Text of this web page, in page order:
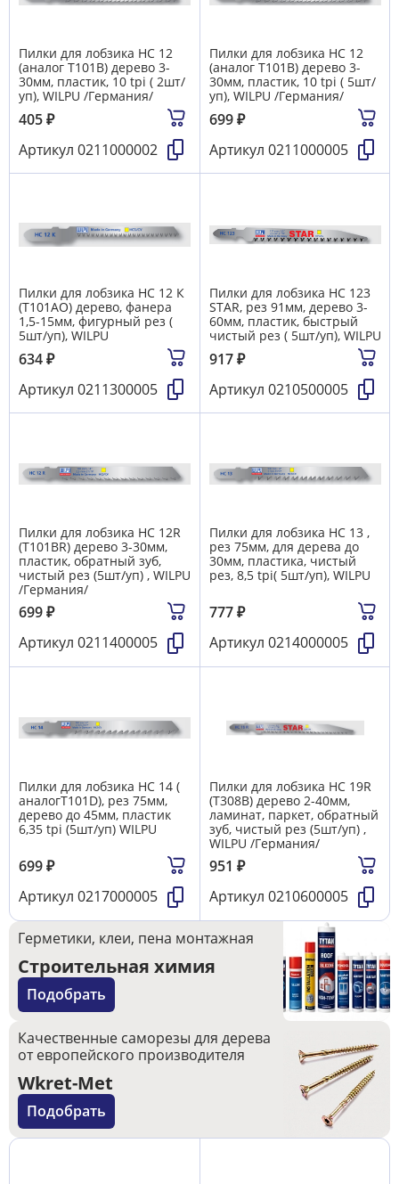
Пилки для лобзика HC 12
(аналог Т101В) дерево 3-
30мм, пластик, 10 tpi ( 2шт/
уп), WILPU /Германия/
405₽
Артикул 0211000002
Пилки для лобзика HC 12
(аналог Т101В) дерево 3-
30мм, пластик, 10 tpi ( 5шт/
уп), WILPU /Германия/
699₽
Артикул 0211000005
Пилки для лобзика HC 12 К
(T101AO) дерево, фанера
1,5-15мм, фигурный рез (
5шт/уп), WILPU
634₽
Артикул 0211300005
Пилки для лобзика HC 123
STAR, рез 91мм, дерево 3-
60мм, пластик, быстрый
чистый рез ( 5шт/уп), WILPU
917₽
Артикул 0210500005
Пилки для лобзика HC 12R
(T101BR) дерево 3-30мм,
пластик, обратный зуб,
чистый рез (5шт/уп) , WILPU
/Германия/
699₽
Артикул 0211400005
Пилки для лобзика HC 13 ,
рез 75мм, для дерева до
30мм, пластика, чистый
рез, 8,5 tpi( 5шт/уп), WILPU
777₽
Артикул 0214000005
Пилки для лобзика HC 14 (
аналогT101D), рез 75мм,
дерево до 45мм, пластик
6,35 tpi (5шт/уп) WILPU
699₽
Артикул 0217000005
Пилки для лобзика HC 19R
(T308B) дерево 2-40мм,
ламинат, паркет, обратный
зуб, чистый рез (5шт/уп) ,
WILPU /Германия/
951 ₽
Артикул 0210600005
Герметики, клеи, пена монтажная
Строительная химия
Подобрать
Качественные саморезы для дерева
от европейского производителя
Wkret-Met
Подобрать